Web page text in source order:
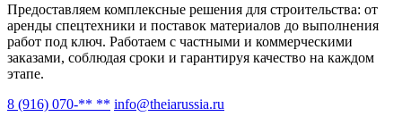
Предоставляем комплексные решения для строительства: от
аренды спецтехники и поставок материалов до выполнения
работ под ключ. Работаем с частными и коммерческими
заказами, соблюдая сроки и гарантируя качество на каждом
этапе.
8 (916) 070-** ** info@theiarussia.ru